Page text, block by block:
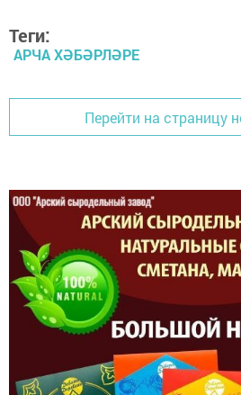
Теги:
АРЧА ХӘБӘРЛӘРЕ
Перейти на страницу